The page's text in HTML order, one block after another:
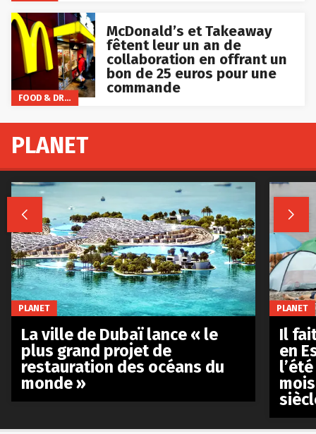
FOOD & DRINKS
McDonald’s et Takeaway
fêtent leur un an de
collaboration en offrant un
bon de 25 euros pour une
commande
PLANET
 
PLANET
La ville de Dubaï lance « le
plus grand projet de
restauration des océans du
monde »
PLANET
Il
en